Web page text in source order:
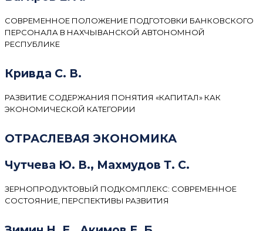
СОВРЕМЕННОЕ ПОЛОЖЕНИЕ ПОДГОТОВКИ БАНКОВСКОГО
ПЕРСОНАЛА В НАХЧЫВАНСКОЙ АВТОНОМНОЙ
РЕСПУБЛИКЕ
Кривда С. В.
РАЗВИТИЕ СОДЕРЖАНИЯ ПОНЯТИЯ «КАПИТАЛ» КАК
ЭКОНОМИЧЕСКОЙ КАТЕГОРИИ
ОТРАСЛЕВАЯ ЭКОНОМИКА
Чутчева Ю. В., Махмудов Т. С.
ЗЕРНОПРОДУКТОВЫЙ ПОДКОМПЛЕКС: СОВРЕМЕННОЕ
СОСТОЯНИЕ, ПЕРСПЕКТИВЫ РАЗВИТИЯ